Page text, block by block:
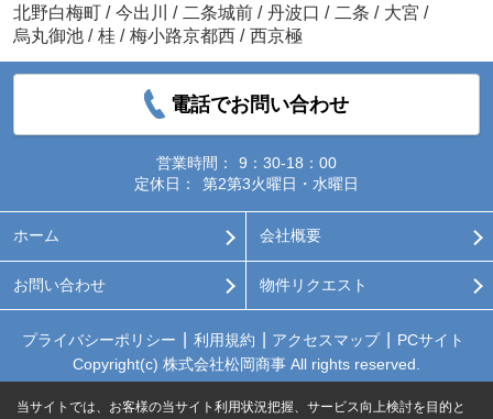
北野白梅町 / 今出川 / 二条城前 / 丹波口 / 二条 / 大宮 /
烏丸御池 / 桂 / 梅小路京都西 / 西京極
電話でお問い合わせ
営業時間：
9：30-18：00
定休日：
第2第3火曜日・水曜日
ホーム 会社概要
お問い合わせ 物件リクエスト
プライバシーポリシー 利用規約 アクセスマップ
PCサイト
Copyright(c) 株式会社松岡商事 All rights reserved.
当サイトでは、お客様の当サイト利用状況把握、サービス向上検討を目的と